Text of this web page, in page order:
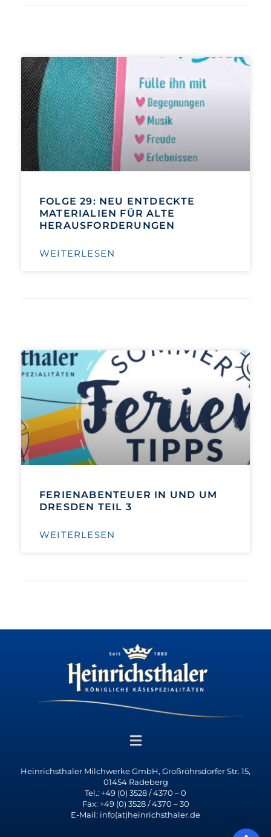
FOLGE 29: NEU ENTDECKTE
MATERIALIEN FÜR ALTE
HERAUSFORDERUNGEN
WEITERLESEN
FERIENABENTEUER IN UND UM
DRESDEN TEIL 3
WEITERLESEN
Heinrichsthaler Milchwerke GmbH, Großröhrsdorfer Str. 15,
01454 Radeberg
Tel.: +49 (0) 3528 / 4370 – 0
Fax: +49 (0) 3528 / 4370 – 30
E-Mail: info(at)heinrichsthaler.de